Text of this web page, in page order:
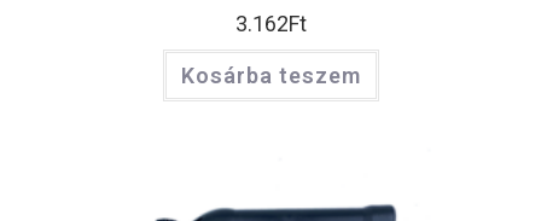
3.162Ft
Kosárba teszem